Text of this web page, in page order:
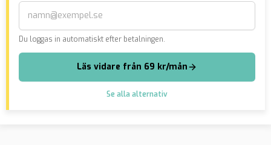
Du loggas in automatiskt efter betalningen.
Läs vidare från 69 kr/mån
Se alla alternativ